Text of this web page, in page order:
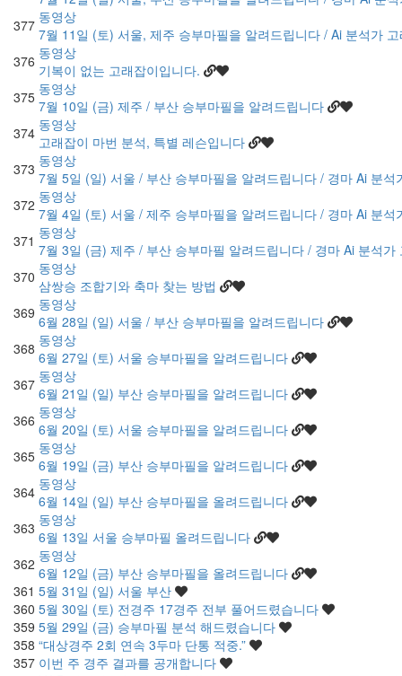
377 동영상
7월 11일 (토) 서울, 제주 승부마필을 알려드립니다 / Ai 분석가
376 동영상
기복이 없는 고래잡이입니다.
375 동영상
7월 10일 (금) 제주 / 부산 승부마필을 알려드립니다
374 동영상
고래잡이 마번 분석, 특별 레슨입니다
373 동영상
7월 5일 (일) 서울 / 부산 승부마필을 알려드립니다 / 경마 Ai 분
372 동영상
7월 4일 (토) 서울 / 제주 승부마필을 알려드립니다 / 경마 Ai 분
371 동영상
7월 3일 (금) 제주 / 부산 승부마필 알려드립니다 / 경마 Ai 분석
370 동영상
삼쌍승 조합기와 축마 찾는 방법
369 동영상
6월 28일 (일) 서울 / 부산 승부마필을 알려드립니다
368 동영상
6월 27일 (토) 서울 승부마필을 알려드립니다
367 동영상
6월 21일 (일) 부산 승부마필을 알려드립니다
366 동영상
6월 20일 (토) 서울 승부마필을 알려드립니다
365 동영상
6월 19일 (금) 부산 승부마필을 알려드립니다
364 동영상
6월 14일 (일) 부산 승부마필을 올려드립니다
363 동영상
6월 13일 서울 승부마필 올려드립니다
362 동영상
6월 12일 (금) 부산 승부마필을 올려드립니다
361 5월 31일 (일) 서울 부산
360 5월 30일 (토) 전경주 17경주 전부 풀어드렸습니다
359 5월 29일 (금) 승부마필 분석 해드렸습니다
358 “대상경주 2회 연속 3두마 단통 적중.”
357 이번 주 경주 결과를 공개합니다